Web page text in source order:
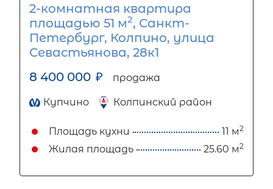
2-комнатная квартира
площадью 51 м2, Санкт-
Петербург, Колпино, улица
Севастьянова, 28к1
8 400 000 ₽ продажа
Купчино Колпинский район
Площадь кухни 11 м2
Жилая площадь 25.60 м2